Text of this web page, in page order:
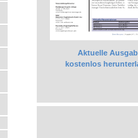
Aktuelle
kostenlos